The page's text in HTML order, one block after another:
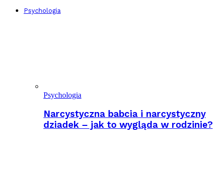
Psychologia
Psychologia
Narcystyczna babcia i narcystyczny
dziadek – jak to wygląda w rodzinie?